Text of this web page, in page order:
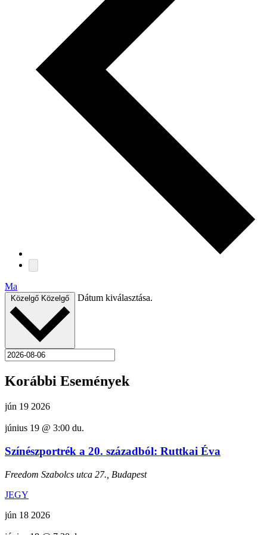
Ma
Közelgő Közelgő Dátum kiválasztása.
Korábbi Események
jún 19 2026
június 19 @ 3:00 du.
Színészportrék a 20. századból: Ruttkai Éva
Freedom Szabolcs utca 27., Budapest
JEGY
jún 18 2026